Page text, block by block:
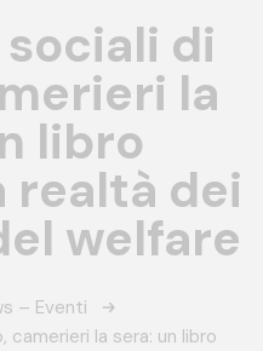
di
la
libro
realtà dei
welfare
– Eventi
camerieri la sera: un libro